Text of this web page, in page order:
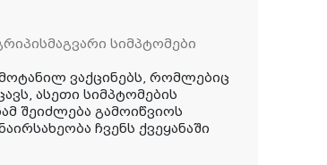
სიმპტომები
ვაქცინებს, რომლებიც
ასეთი სიმპტომების
შეიძლება გამოიწვიოს
ჩვენს ქვეყანაში